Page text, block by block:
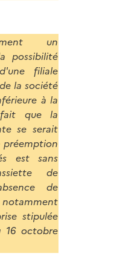
un
possibilité
filiale
la société
à la
que la
se serait
est sans
de
de
stipulée
16 octobre